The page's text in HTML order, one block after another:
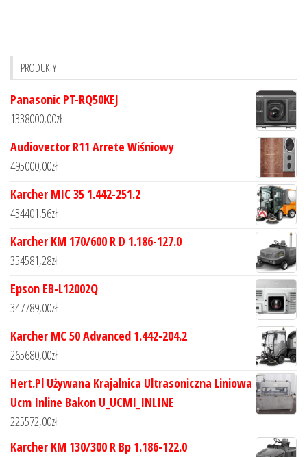
PRODUKTY
Panasonic PT-RQ50KEJ
1338000,00zł
Audiovector R11 Arrete Wiśniowy
495000,00zł
Karcher MIC 35 1.442-251.2
434401,56zł
Karcher KM 170/600 R D 1.186-127.0
354581,28zł
Epson EB-L12002Q
347789,00zł
Karcher MC 50 Advanced 1.442-204.2
265680,00zł
Hert.Pl Używana Krajalnica Ultrasoniczna Liniowa
Ucm Inline Bakon U_UCMI_INLINE
225572,00zł
Karcher KM 130/300 R Bp 1.186-122.0